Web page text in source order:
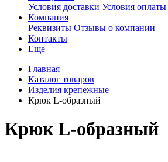
Условия доставки Условия оплаты
Компания
Реквизиты Отзывы о компании
Контакты
Еще
Главная
Каталог товаров
Изделия крепежные
Крюк L-образный
Крюк L-образный